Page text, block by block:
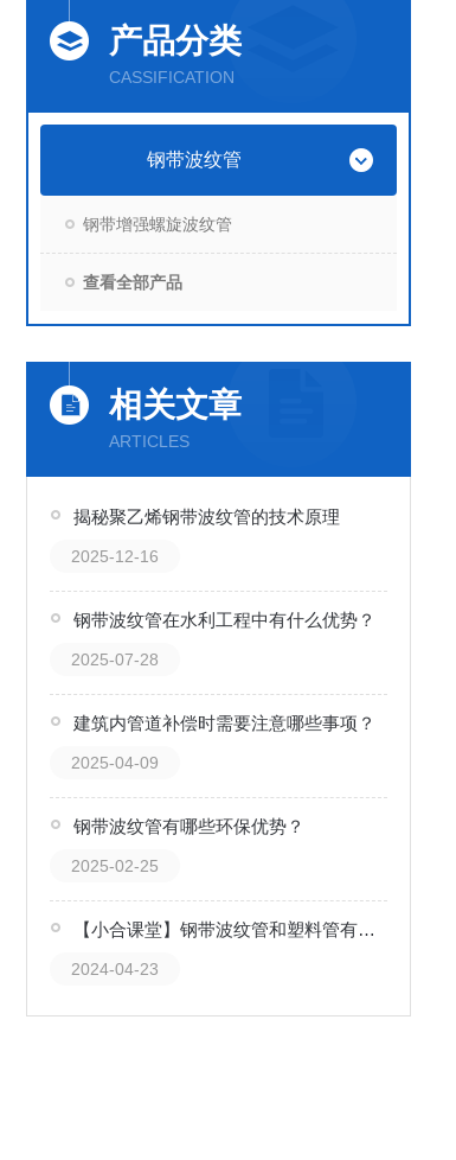
产品分类
CASSIFICATION
钢带波纹管
钢带增强螺旋波纹管
查看全部产品
相关文章
ARTICLES
揭秘聚乙烯钢带波纹管的技术原理
2025-12-16
钢带波纹管在水利工程中有什么优势？
2025-07-28
建筑内管道补偿时需要注意哪些事项？
2025-04-09
钢带波纹管有哪些环保优势？
2025-02-25
【小合课堂】钢带波纹管和塑料管有什么区别？
2024-04-23